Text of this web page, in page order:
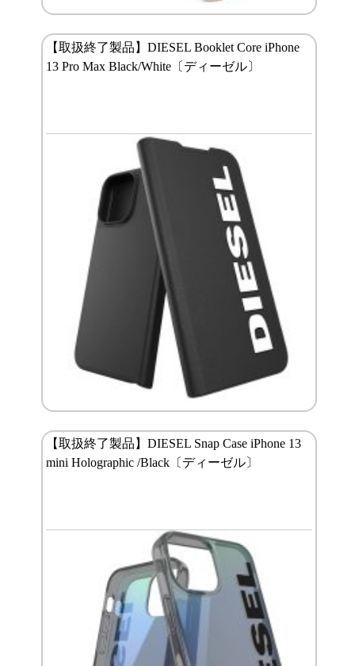
【取扱終了製品】DIESEL Booklet Core iPhone
13 Pro Max Black/White〔ディーゼル〕
【取扱終了製品】DIESEL Snap Case iPhone 13
mini Holographic /Black〔ディーゼル〕